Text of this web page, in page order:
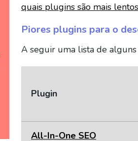
quais plugins são mais
Piores plugins para o
A seguir uma lista de
Plugin
All-In-One SEO